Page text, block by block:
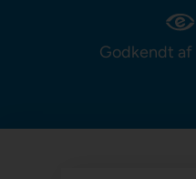
Godkendt